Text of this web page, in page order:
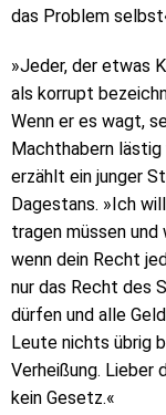
das Problem
»Jeder, der etwas
als korrupt
Wenn er es wagt,
Machthabern
erzählt ein junger
Dagestans. »Ich
tragen müssen und
wenn dein Recht
nur das Recht des
dürfen und alle
Leute nichts übrig
Verheißung. Lieber
kein Gesetz.«